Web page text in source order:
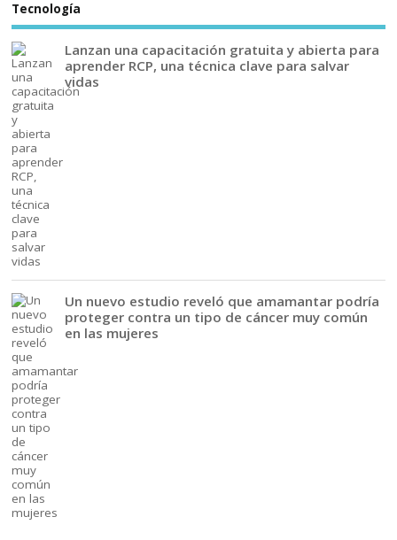
Tecnología
Lanzan una capacitación gratuita y abierta para
aprender RCP, una técnica clave para salvar
vidas
Un nuevo estudio reveló que amamantar podría
proteger contra un tipo de cáncer muy común
en las mujeres